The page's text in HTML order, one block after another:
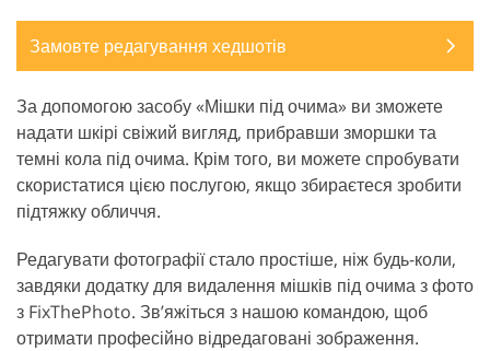
Замовте редагування хедшотів
За допомогою засобу «Мішки під очима» ви зможете
надати шкірі свіжий вигляд, прибравши зморшки та
темні кола під очима. Крім того, ви можете спробувати
скористатися цією послугою, якщо збираєтеся зробити
підтяжку обличчя.
Редагувати фотографії стало простіше, ніж будь-коли,
завдяки додатку для видалення мішків під очима з фото
з FixThePhoto. Зв’яжіться з нашою командою, щоб
отримати професійно відредаговані зображення.